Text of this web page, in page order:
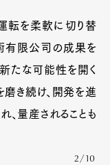
転を柔軟に切り替
有限公司の成果を
たな可能性を開く
磨き続け、開発を進
量産されることも
2/10